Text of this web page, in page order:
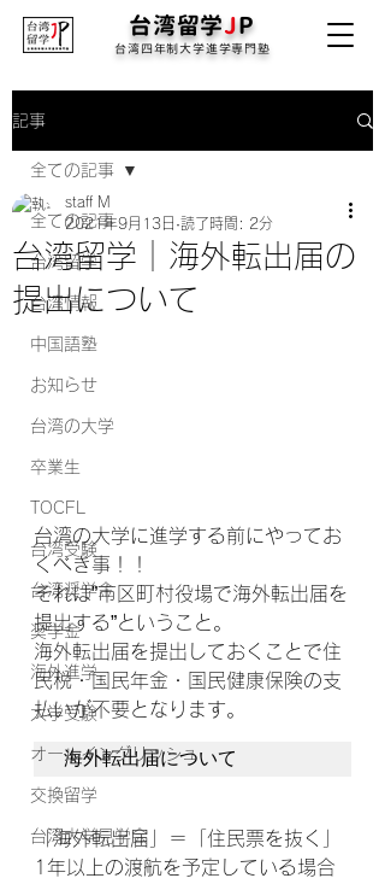
台湾留学JP
台湾四年制大学進学専門塾
記事
全ての記事
台湾留学
台湾情報
中国語塾
お知らせ
台湾の大学
卒業生
TOCFL
台湾受験
台湾奨学金
奨学金
海外進学
大学受験
オールイングリッシュ
交換留学
台湾大学見学会
全ての記事
台湾留学｜海外転出届の
提出について
staff M
2021年9月13日 読了時間: 2分
台湾の大学に進学する前にやってお
くべき事！！
それは”市区町村役場で海外転出届を
提出する”ということ。
海外転出届を提出しておくことで住
民税・国民年金・国民健康保険の支
払いが不要となります。
海外転出届について
「海外転出届」＝「住民票を抜く」
1年以上の渡航を予定している場合